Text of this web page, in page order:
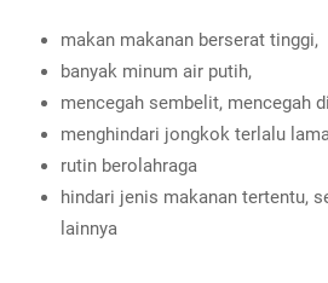
makan makanan berserat tinggi,
banyak minum air putih,
mencegah sembelit, mencegah
menghindari jongkok terlalu
rutin berolahraga
hindari jenis makanan tertentu,
lainnya